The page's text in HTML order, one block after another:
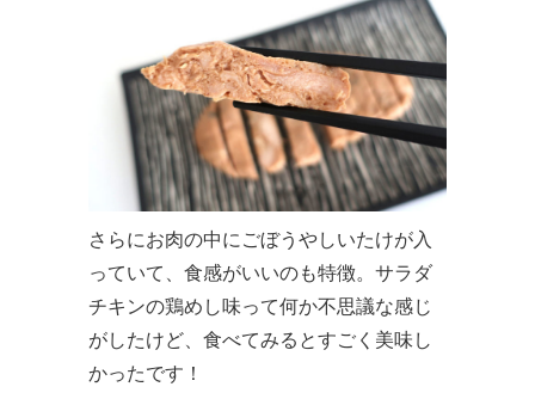
さらにお肉の中にごぼうやしいたけが入
っていて、食感がいいのも特徴。サラダ
チキンの鶏めし味って何か不思議な感じ
がしたけど、食べてみるとすごく美味し
かったです！